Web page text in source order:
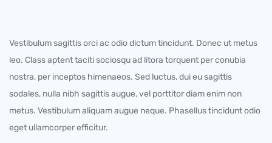
Vestibulum sagittis orci ac odio dictum tincidunt. Donec ut metus
leo. Class aptent taciti sociosqu ad litora torquent per conubia
nostra, per inceptos himenaeos. Sed luctus, dui eu sagittis
sodales, nulla nibh sagittis augue, vel porttitor diam enim non
metus. Vestibulum aliquam augue neque. Phasellus tincidunt odio
eget ullamcorper efficitur.